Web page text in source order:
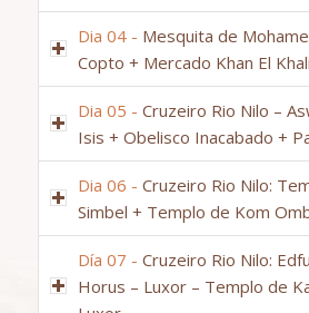
Dia 04 - Mesquita de
Copto + Mercado Khan El
Dia 05 - Cruzeiro Rio Nilo –
Isis + Obelisco Inacabado +
Dia 06 - Cruzeiro Rio Nilo:
Simbel + Templo de Kom
Día 07 - Cruzeiro Rio Nilo:
Horus – Luxor – Templo de